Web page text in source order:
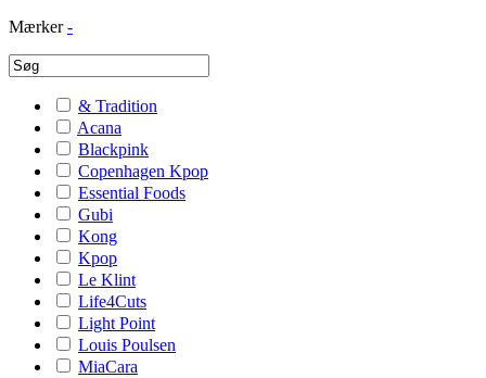
Mærker -
& Tradition
Acana
Blackpink
Copenhagen Kpop
Essential Foods
Gubi
Kong
Kpop
Le Klint
Life4Cuts
Light Point
Louis Poulsen
MiaCara